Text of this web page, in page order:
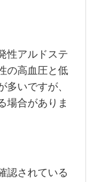
性アルドステ
の高血圧と低
いですが、
場合がありま
認されている